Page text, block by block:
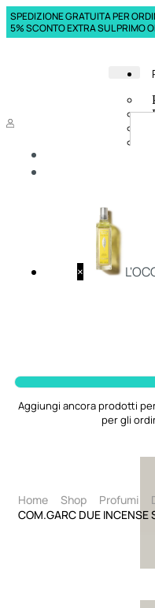
SPEDIZIONE GRATUITA PER
5% SCONTO EXTRA SUL PRIMO
×
Aggiungi ancora prodotti
per gli
Home Shop Profumi
COM.GARC DUE INCENSE